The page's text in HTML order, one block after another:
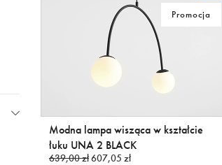
Promocja
Modna lampa wisząca w kształcie
łuku UNA 2 BLACK
639,00 zł607,05 zł